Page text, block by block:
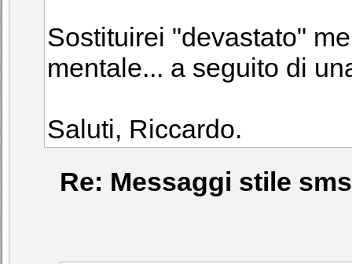
Sostituirei "devastato"
mentale... a seguito di
Saluti, Riccardo.
Re: Messaggi stile